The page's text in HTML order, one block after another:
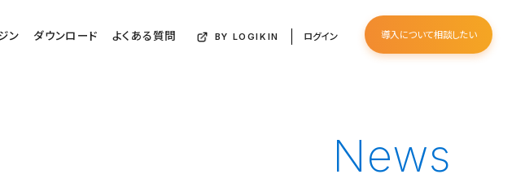
ン ダウンロード よくある質問 BY LOGIKIN ログイン 導入について相談したい
News